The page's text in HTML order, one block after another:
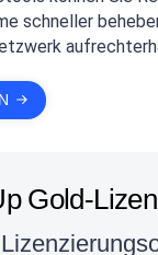
schneller
Gold-